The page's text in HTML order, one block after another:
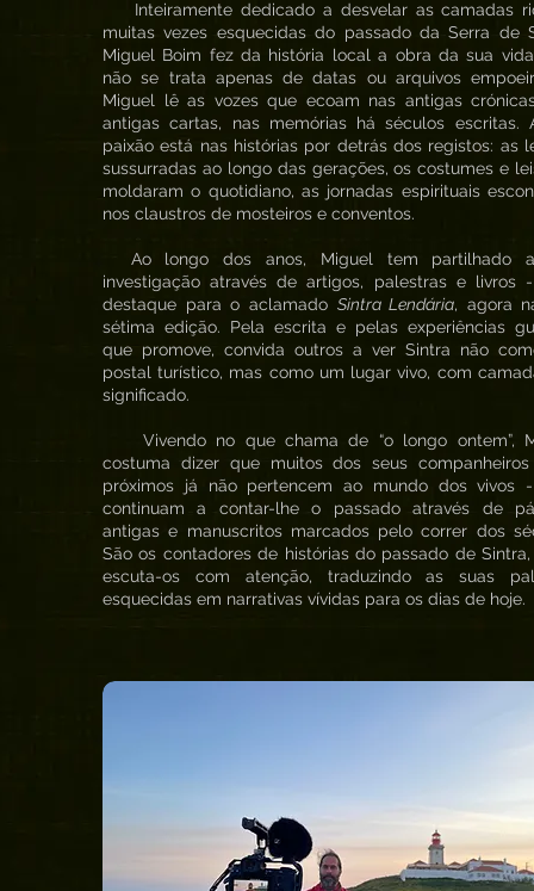
Inteiramente dedicado a desvelar as camadas
muitas vezes esquecidas do passado da Serra de
Miguel Boim fez da história local a obra da sua
não se trata apenas de datas ou arquivos
Miguel lê as vozes que ecoam nas antigas
antigas cartas, nas memórias há séculos escritas.
paixão está nas histórias por detrás dos registos: as
sussurradas ao longo das gerações, os costumes e
moldaram o quotidiano, as jornadas espirituais
nos claustros de mosteiros e conventos.
Ao longo dos anos, Miguel tem partilhado
investigação através de artigos, palestras e livros
destaque para o aclamado Sintra Lendária, agora
sétima edição. Pela escrita e pelas experiências
que promove, convida outros a ver Sintra não
postal turístico, mas como um lugar vivo, com
significado.
Vivendo no que chama de “o longo ontem”,
costuma dizer que muitos dos seus
próximos já não pertencem ao mundo dos vivos
continuam a contar-lhe o passado através de
antigas e manuscritos marcados pelo correr dos
São os contadores de histórias do passado de
escuta-os com atenção, traduzindo as suas
esquecidas em narrativas vívidas para os dias de hoje.